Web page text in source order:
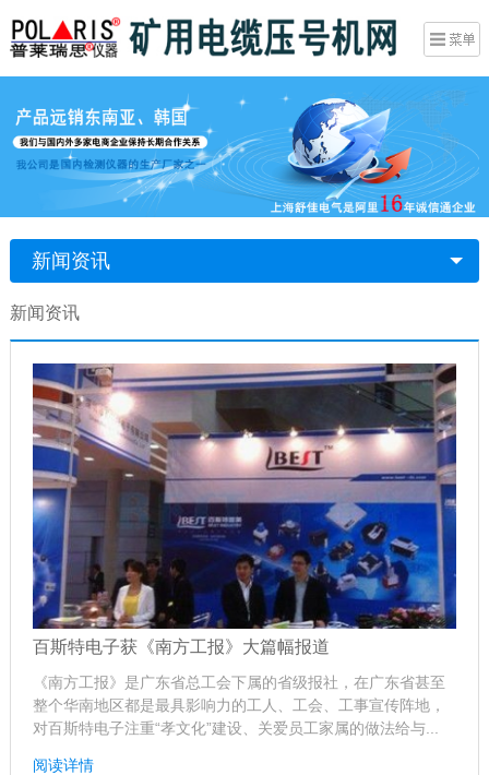
新闻资讯
新闻资讯
百斯特电子获《南方工报》大篇幅报道
《南方工报》是广东省总工会下属的省级报社，在广东省甚至
整个华南地区都是最具影响力的工人、工会、工事宣传阵地，
对百斯特电子注重“孝文化”建设、关爱员工家属的做法给与...
阅读详情